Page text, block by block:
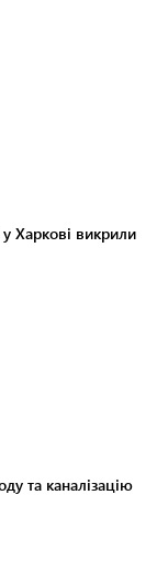
Харкові викрили
та каналізацію